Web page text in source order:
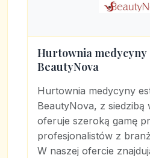
Hurtownia medycyny
BeautyNova
Hurtownia medycyny
BeautyNova, z siedzibą
oferuje szeroką gamę
profesjonalistów z
W naszej ofercie